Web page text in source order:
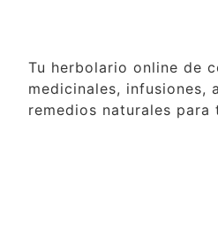
Tu herbolario online de
medicinales, infusiones,
remedios naturales para